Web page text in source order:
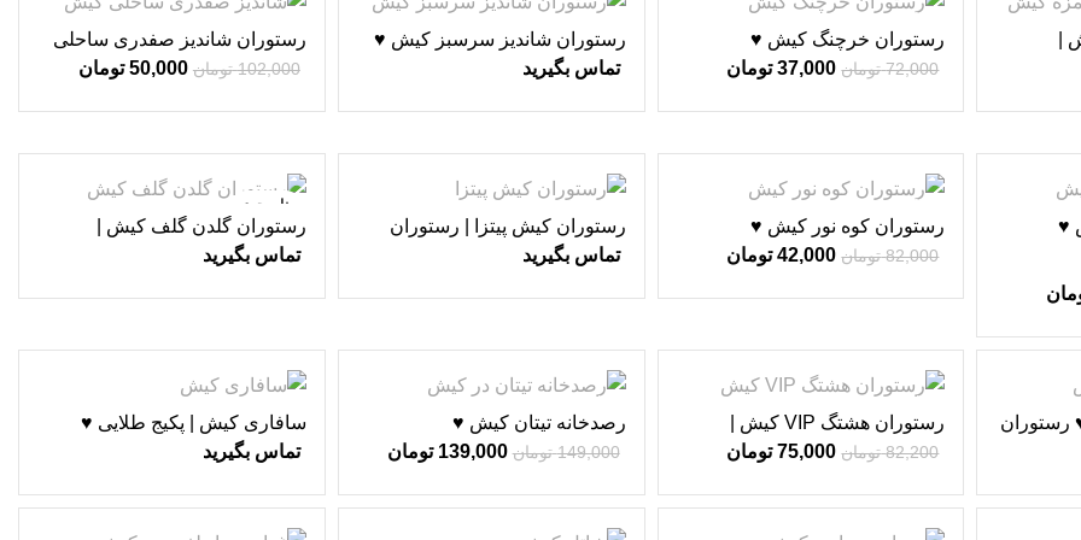
|
-49%
رستوران خرچنگ کیش ♥
72,000 تومان 37,000 تومان
رستوران شاندیز سرسبز کیش ♥
تماس بگیرید
رستوران شاندیز صفدری ساحلی
کیش ♥
102,000 تومان 50,000 تومان
♥
-49%
رستوران کوه نور کیش ♥
82,000 تومان 42,000 تومان
رستوران کیش پیتزا | رستوران
های کیش ♥
تماس بگیرید
ناموجود
رستوران گلدن گلف کیش |
رستوران های کیش ♥
تماس بگیرید
رستوران
-9%
رستوران هشتگ VIP کیش |
رستوران های کیش ♥
82,200 تومان 75,000 تومان
-7%
رصدخانه تیتان کیش ♥
149,000 تومان 139,000 تومان
سافاری کیش | پکیج طلایی ♥
تماس بگیرید